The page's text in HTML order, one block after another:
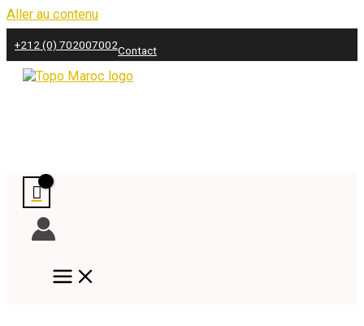
Aller au contenu
+212 (0) 702007002Contact